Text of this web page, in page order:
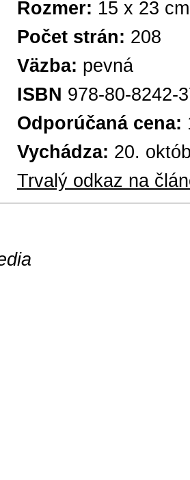
Rozmer: 15 x 23 cm
Počet strán: 208
Väzba: pevná
ISBN 978-80-8242-
Odporúčaná cena:
Vychádza: 20.
Trvalý odkaz na